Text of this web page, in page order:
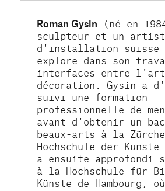
Roman Gysin (né en
sculpteur et un
d'installation suisse
explore dans son
interfaces entre
décoration. Gysin a
suivi une formation
professionnelle de
avant d'obtenir un
beaux-arts à la
Hochschule der
a ensuite approfondi
à la Hochschule für
Künste de Hambourg,